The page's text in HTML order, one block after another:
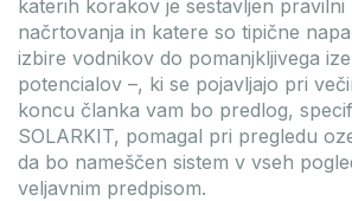
katerih korakov je sestavljen
načrtovanja in katere so tipične
izbire vodnikov do pomanjkljivega
potencialov –, ki se pojavljajo pri
koncu članka vam bo predlog,
SOLARKIT, pomagal pri pregledu
da bo nameščen sistem v vseh
veljavnim predpisom.
Enerack FLAT10 EPDM rubber
200x100x15mm
MOS-MKT-F10-EPDM
ERK-EFT-03
paketa
2.2 kg
paketa
540x220x380 mm
1781 Paket
Deye
SM2
INV-
Model
Teža
Dimenzije